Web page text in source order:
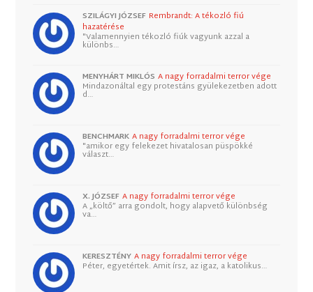
SZILÁGYI JÓZSEF Rembrandt: A tékozló fiú
hazatérése
"Valamennyien tékozló fiúk vagyunk azzal a
különbs…
MENYHÁRT MIKLÓS A nagy forradalmi terror vége
Mindazonáltal egy protestáns gyülekezetben adott
d…
BENCHMARK A nagy forradalmi terror vége
"amikor egy felekezet hivatalosan püspökké
választ…
X. JÓZSEF A nagy forradalmi terror vége
A „költő” arra gondolt, hogy alapvető különbség
va…
KERESZTÉNY A nagy forradalmi terror vége
Péter, egyetértek. Amit írsz, az igaz, a katolikus…